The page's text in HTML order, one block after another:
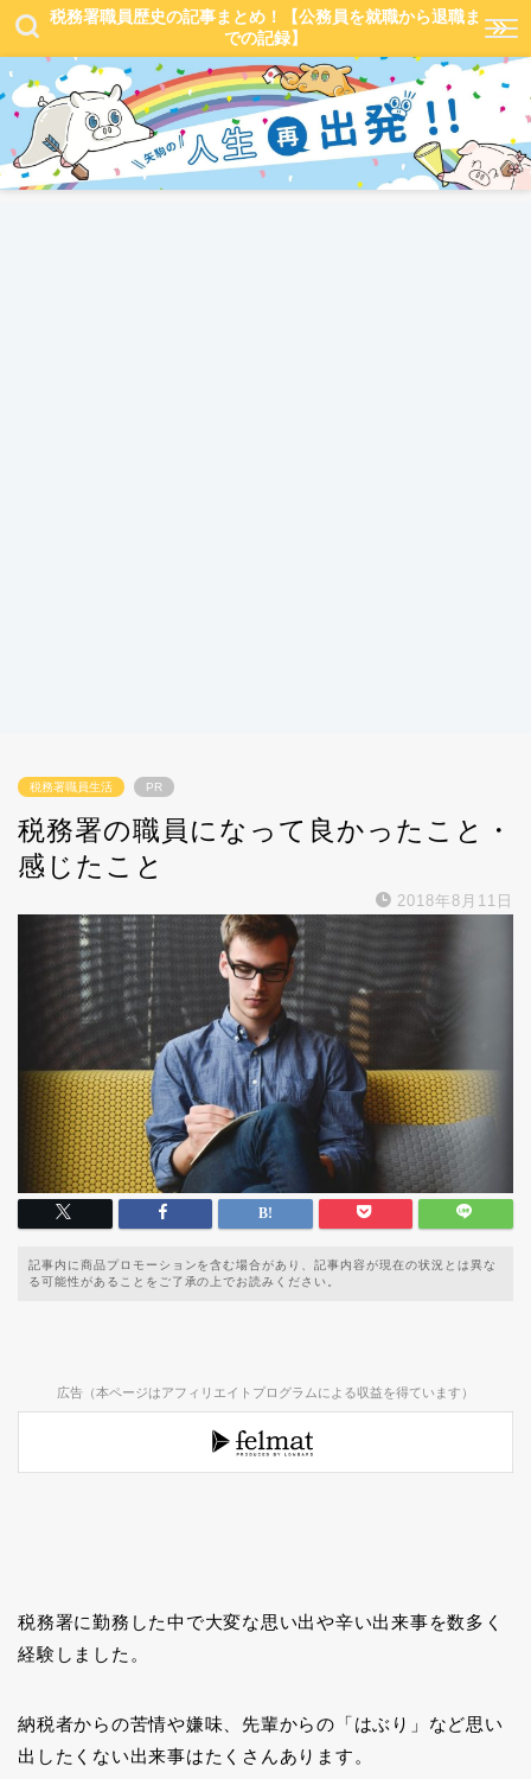
税務署職員歴史の記事まとめ！【公務員を就職から退職ま
での記録】
税務署職員生活 PR
税務署の職員になって良かったこと・
感じたこと
2018年8月11日
記事内に商品プロモーションを含む場合があり、記事内容が現在の状況とは異な
る可能性があることをご了承の上でお読みください。
広告（本ページはアフィリエイトプログラムによる収益を得ています）
税務署に勤務した中で大変な思い出や辛い出来事を数多く
経験しました。
納税者からの苦情や嫌味、先輩からの「はぶり」など思い
出したくない出来事はたくさんあります。